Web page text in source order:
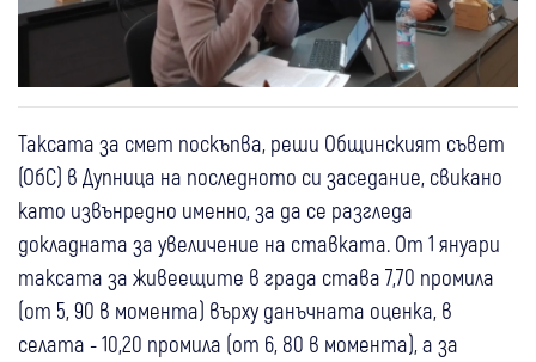
Таксата за смет поскъпва, реши Общинският съвет
(ОбС) в Дупница на последното си заседание, свикано
като извънредно именно, за да се разгледа
докладната за увеличение на ставката. От 1 януари
таксата за живеещите в града става 7,70 промила
(от 5, 90 в момента) върху данъчната оценка, в
селата - 10,20 промила (от 6, 80 в момента), а за